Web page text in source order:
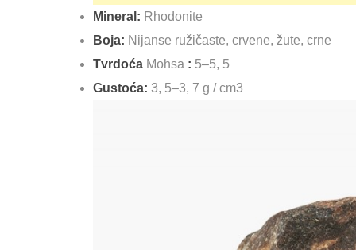
Mineral: Rhodonite
Boja: Nijanse ružičaste, crvene, žute, crne
Tvrdoća Mohsa : 5–5, 5
Gustoća: 3, 5–3, 7 g / cm3